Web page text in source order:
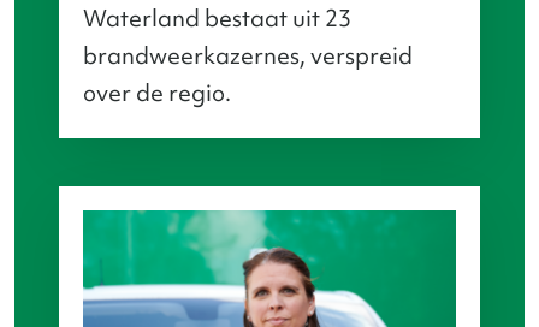
Waterland bestaat uit 23
brandweerkazernes, verspreid
over de regio.